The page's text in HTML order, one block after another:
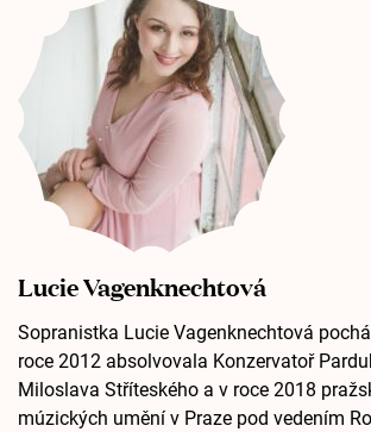
Lucie Vagenknechtová
Sopranistka Lucie Vagenknechtová
roce 2012 absolvovala Konzervatoř
Miloslava Stříteského a v roce 2018
múzických umění v Praze pod vedením